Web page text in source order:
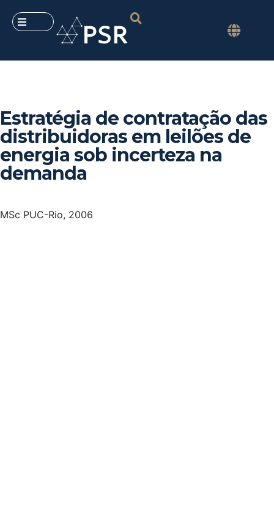
Estratégia de contratação das
distribuidoras em leilões de
energia sob incerteza na
demanda
MSc PUC-Rio, 2006